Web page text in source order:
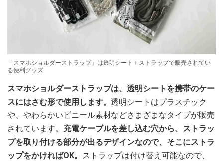
「スマホショルダーストラップ」は透明シート＋ストラップで販売されてい
る便利グッズ
スマホショルダーストラップは、透明シートを携帯のケー
スにはさむ形で使用します。 透明シートはプラスチック
や、やわらかいビニール素材などさまざまなタイプが販売
されています。 充電ケーブルを差し込む穴から、ストラッ
プを取り付ける部分が出るデザインなので、そこにストラ
ップをかければOK。 ストラップは付け替え可能なので、